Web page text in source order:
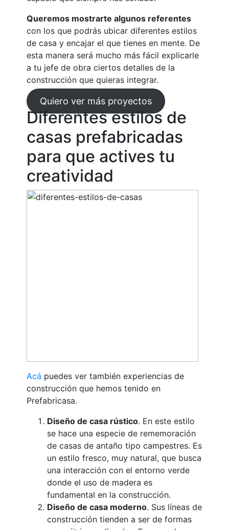
Queremos mostrarte algunos referentes
con los que podrás ubicar diferentes estilos
de casa y encajar el que tienes en mente. De
esta manera será mucho más fácil explicarle
a tu jefe de obra ciertos detalles de la
construcción que quieras integrar.
Quiero ver más proyectos
Diferentes estilos de
casas prefabricadas
para que actives tu
creatividad
Acá puedes ver también experiencias de
construcción que hemos tenido en
Prefabricasa.
Diseño de casa rústico. En este estilo
se hace una especie de rememoración
de casas de antaño tipo campestres. Es
un estilo fresco, muy natural, que busca
una interacción con el entorno verde
donde el uso de madera es
fundamental en la construcción.
Diseño de casa moderno. Sus líneas de
construcción tienden a ser de formas